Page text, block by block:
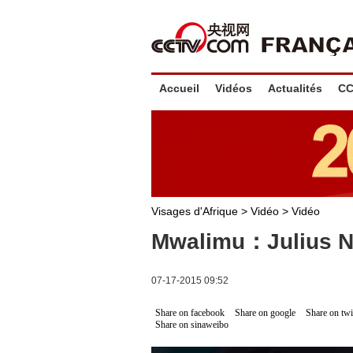
Accueil Vidéos Actualités
Visages d'Afrique > Vidéo > Vidéo
Mwalimu：Julius
07-17-2015 09:52
Share on facebook Share on google
Share on
Share on sinaweibo